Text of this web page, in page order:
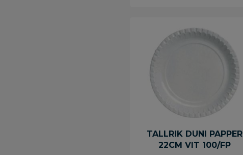
TALLRIK DUNI PAPPER
22CM VIT 100/FP